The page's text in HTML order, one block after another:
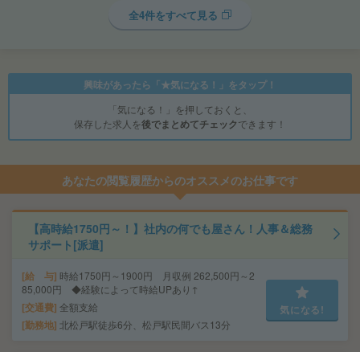
全4件をすべて見る
興味があったら「★気になる！」をタップ！
「気になる！」を押しておくと、
保存した求人を後でまとめてチェックできます！
あなたの閲覧履歴からのオススメのお仕事です
【高時給1750円～！】社内の何でも屋さん！人事＆総務
サポート[派遣]
給 与 時給1750円～1900円 月収例 262,500円～2
85,000円 ◆経験によって時給UPあり↑
交通費 全額支給
勤務地 北松戸駅徒歩6分、松戸駅民間バス13分
気になる!